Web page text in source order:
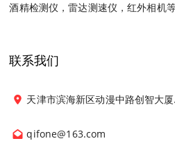
酒精检测仪，雷达测速仪，红外相机
联系我们
天津市滨海新区动漫中路创智大
qifone@163.com